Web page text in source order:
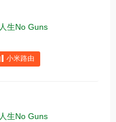
生No Guns
小米路由
生No Guns